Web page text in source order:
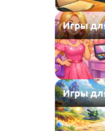
Игры
Игры